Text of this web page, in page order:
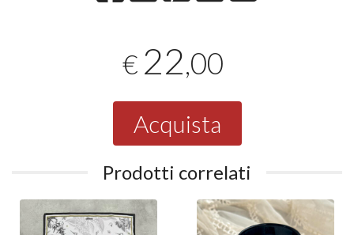
€ 22,00
Acquista
Prodotti correlati